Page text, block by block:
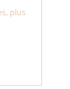
plus